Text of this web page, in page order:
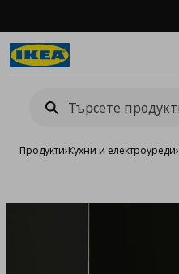
Продукти›Кухни и електроуреди›